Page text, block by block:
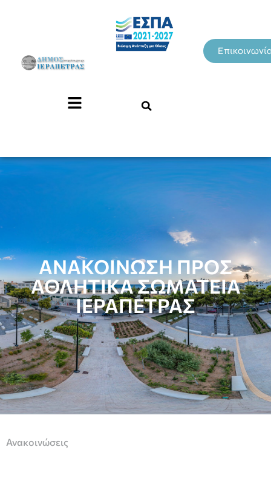
ΑΝΑΚΟΙΝΩΣΗ ΠΡΟΣ
ΑΘΛΗΤΙΚΑ ΣΩΜΑΤΕΙΑ
ΙΕΡΑΠΕΤΡΑΣ
Ανακοινώσεις